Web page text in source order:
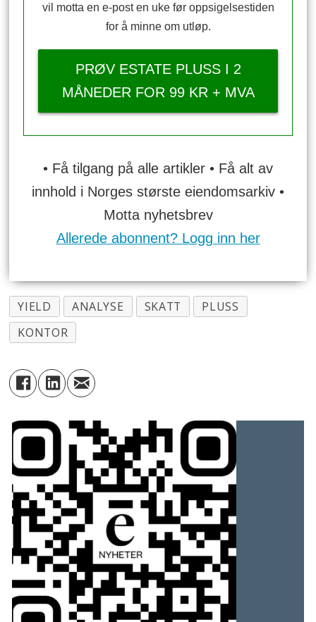
vil motta en e-post en uke før oppsigelsestiden
for å minne om utløp.
PRØV ESTATE PLUSS I 2
MÅNEDER FOR 99 KR + MVA
• Få tilgang på alle artikler • Få alt av
innhold i Norges største eiendomsarkiv •
Motta nyhetsbrev
Allerede abonnent? Logg inn her
YIELD ANALYSE SKATT
PLUSS
KONTOR